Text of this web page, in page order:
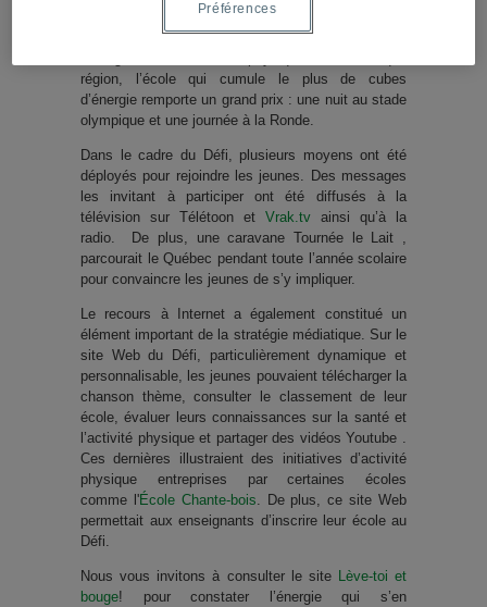
pour son école pendant tout le mois de mai. Ces
cubes sont enregistrés sur le site du Défi par les
région, l’école qui cumule le plus de cubes
d’énergie remporte un grand prix : une nuit au stade
olympique et une journée à la Ronde.
Dans le cadre du Défi, plusieurs moyens ont été
déployés pour rejoindre les jeunes. Des messages
les invitant à participer ont été diffusés à la
télévision sur Télétoon et Vrak.tv ainsi qu’à la
radio. De plus, une caravane Tournée le Lait ,
parcourait le Québec pendant toute l’année scolaire
pour convaincre les jeunes de s’y impliquer.
Le recours à Internet a également constitué un
élément important de la stratégie médiatique. Sur le
site Web du Défi, particulièrement dynamique et
personnalisable, les jeunes pouvaient télécharger la
chanson thème, consulter le classement de leur
école, évaluer leurs connaissances sur la santé et
l’activité physique et partager des vidéos Youtube .
Ces dernières illustraient des initiatives d’activité
physique entreprises par certaines écoles
comme l'École Chante-bois . De plus, ce site Web
permettait aux enseignants d’inscrire leur école au
Défi.
Nous vous invitons à consulter le site
Lève-toi et
bouge! pour constater l’énergie qui s’en
Préférences